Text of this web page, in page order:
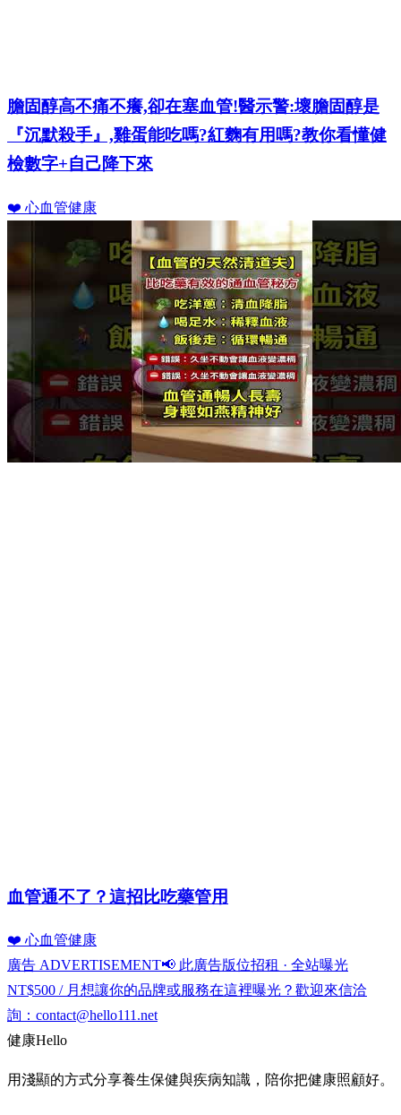
膽固醇高不痛不癢,卻在塞血管!醫示警:壞膽固醇是
『沉默殺手』,雞蛋能吃嗎?紅麴有用嗎?教你看懂健
檢數字+自己降下來
❤️ 心血管健康
血管通不了？這招比吃藥管用
❤️ 心血管健康
廣告 ADVERTISEMENT📢 此廣告版位招租 · 全站曝光
NT$500 / 月 想讓你的品牌或服務在這裡曝光？歡迎來信洽
詢： contact@hello111.net
健康Hello
用淺顯的方式分享養生保健與疾病知識，陪你把健康照顧好。